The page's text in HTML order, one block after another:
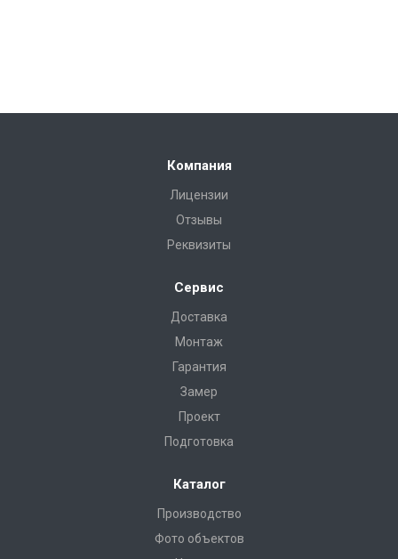
Компания
Лицензии
Отзывы
Реквизиты
Сервис
Доставка
Монтаж
Гарантия
Замер
Проект
Подготовка
Каталог
Производство
Фото объектов